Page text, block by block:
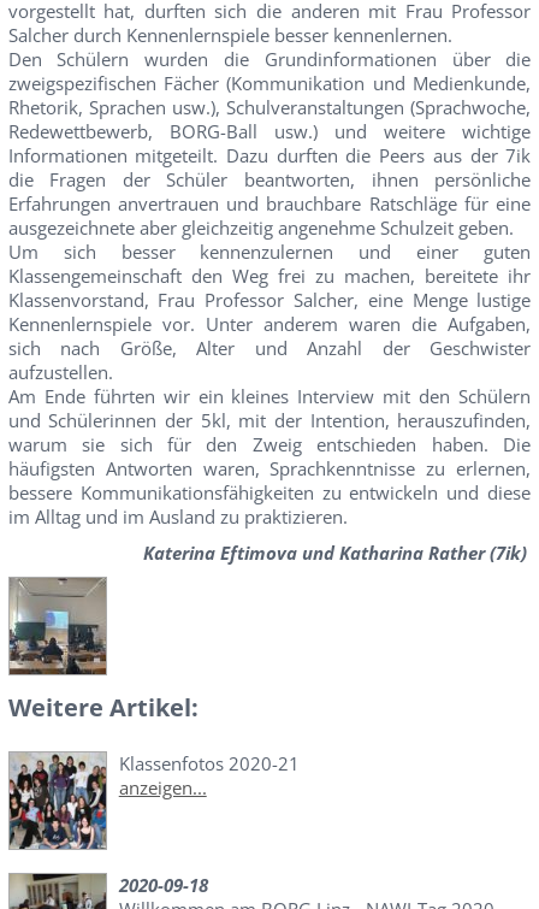
vorgestellt hat, durften sich die anderen mit Frau Professor
Salcher durch Kennenlernspiele besser kennenlernen.
Den Schülern wurden die Grundinformationen über die
zweigspezifischen Fächer (Kommunikation und Medienkunde,
Rhetorik, Sprachen usw.), Schulveranstaltungen (Sprachwoche,
Redewettbewerb, BORG-Ball usw.) und weitere wichtige
Informationen mitgeteilt. Dazu durften die Peers aus der 7ik
die Fragen der Schüler beantworten, ihnen persönliche
Erfahrungen anvertrauen und brauchbare Ratschläge für eine
ausgezeichnete aber gleichzeitig angenehme Schulzeit geben.
Um sich besser kennenzulernen und einer guten
Klassengemeinschaft den Weg frei zu machen, bereitete ihr
Klassenvorstand, Frau Professor Salcher, eine Menge lustige
Kennenlernspiele vor. Unter anderem waren die Aufgaben,
sich nach Größe, Alter und Anzahl der Geschwister
aufzustellen.
Am Ende führten wir ein kleines Interview mit den Schülern
und Schülerinnen der 5kl, mit der Intention, herauszufinden,
warum sie sich für den Zweig entschieden haben. Die
häufigsten Antworten waren, Sprachkenntnisse zu erlernen,
bessere Kommunikationsfähigkeiten zu entwickeln und diese
im Alltag und im Ausland zu praktizieren.
Katerina Eftimova und Katharina Rather (7ik)
Weitere Artikel:
Klassenfotos 2020-21
anzeigen...
2020-09-18